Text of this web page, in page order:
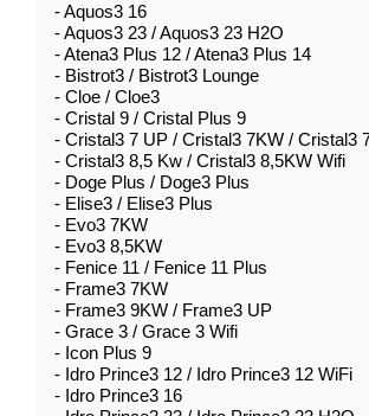
- Aquos3 16
- Aquos3 23 / Aquos3 23 H2O
- Atena3 Plus 12 / Atena3 Plus 14
- Bistrot3 / Bistrot3 Lounge
- Cloe / Cloe3
- Cristal 9 / Cristal Plus 9
- Cristal3 7 UP / Cristal3 7KW / Cristal3
- Cristal3 8,5 Kw / Cristal3 8,5KW Wifi
- Doge Plus / Doge3 Plus
- Elise3 / Elise3 Plus
- Evo3 7KW
- Evo3 8,5KW
- Fenice 11 / Fenice 11 Plus
- Frame3 7KW
- Frame3 9KW / Frame3 UP
- Grace 3 / Grace 3 Wifi
- Icon Plus 9
- Idro Prince3 12 / Idro Prince3 12 WiFi
- Idro Prince3 16